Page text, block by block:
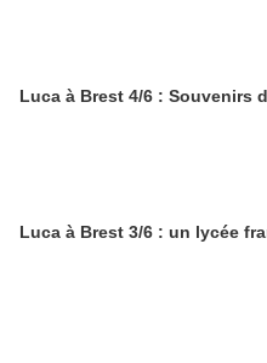
Luca à Brest 4/6 : Souvenirs
Luca à Brest 3/6 : un lycée